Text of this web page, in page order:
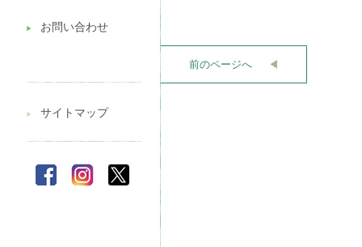
▶︎ お問い合わせ
▶︎ サイトマップ
前のページへ ◀︎